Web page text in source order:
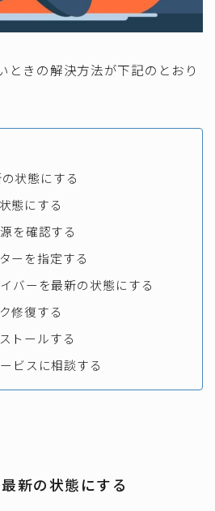
ときの解決方法が下記のとおり
状態にする
態にする
を確認する
ーを指定する
バーを最新の状態にする
修復する
トールする
ビスに相談する
新の状態にする